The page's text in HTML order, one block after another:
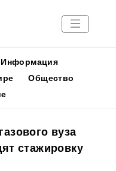
Информация
Общество
вуза
стажировку